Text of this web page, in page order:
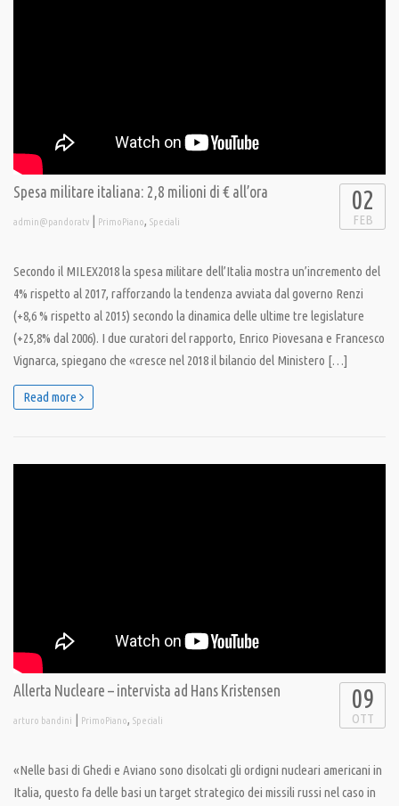
Spesa militare italiana: 2,8 milioni di € all’ora
admin@pandoratv | PrimoPiano, Speciali
02
FEB
Secondo il MILEX2018 la spesa militare dell’Italia mostra un’incremento del
4% rispetto al 2017, rafforzando la tendenza avviata dal governo Renzi
(+8,6 % rispetto al 2015) secondo la dinamica delle ultime tre legislature
(+25,8% dal 2006). I due curatori del rapporto, Enrico Piovesana e Francesco
Vignarca, spiegano che «cresce nel 2018 il bilancio del Ministero […]
Read more
Allerta Nucleare – intervista ad Hans Kristensen
arturo bandini | PrimoPiano, Speciali
09
OTT
«Nelle basi di Ghedi e Aviano sono disolcati gli ordigni nucleari americani in
Italia, questo fa delle basi un target strategico dei missili russi nel caso in